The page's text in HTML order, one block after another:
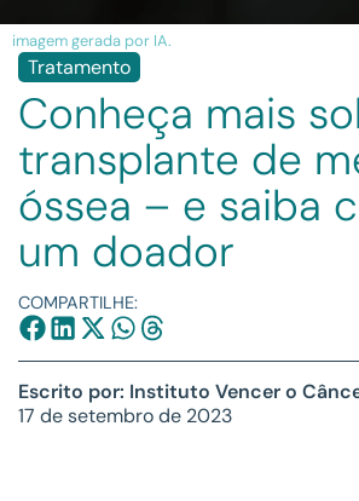
imagem gerada por IA.
Tratamento
Conheça mais
transplante de
óssea – e saiba
um doador
COMPARTILHE:
Escrito por: Instituto Vencer o
17 de setembro de 2023